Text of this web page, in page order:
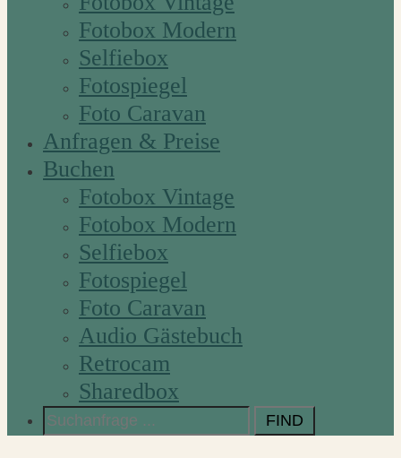
Fotobox Modern
Selfiebox
Fotospiegel
Foto Caravan
Anfragen & Preise
Buchen
Fotobox Vintage
Fotobox Modern
Selfiebox
Fotospiegel
Foto Caravan
Audio Gästebuch
Retrocam
Sharedbox
Search
for: